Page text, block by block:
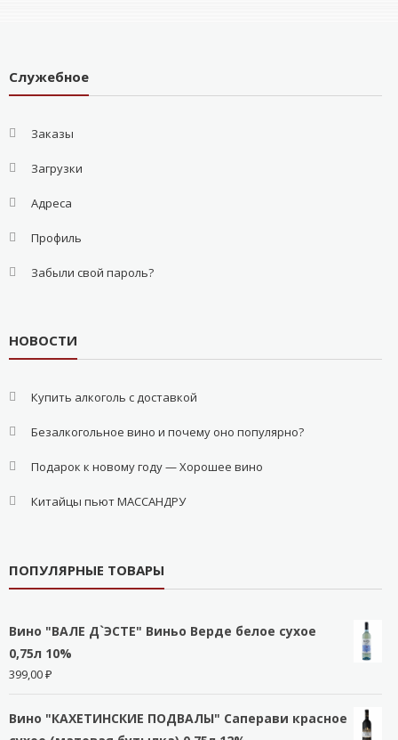
Служебное
Заказы
Загрузки
Адреса
Профиль
Забыли свой пароль?
НОВОСТИ
Купить алкоголь с доставкой
Безалкогольное вино и почему оно популярно?
Подарок к новому году — Хорошее вино
Китайцы пьют МАССАНДРУ
ПОПУЛЯРНЫЕ ТОВАРЫ
Вино "ВАЛЕ Д`ЭСТЕ" Виньо Верде белое сухое
0,75л 10%
399,00₽
Вино "КАХЕТИНСКИЕ ПОДВАЛЫ" Саперави красное